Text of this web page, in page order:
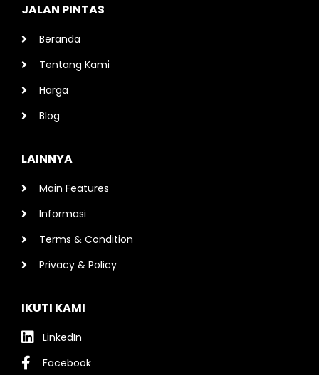
JALAN PINTAS
Beranda
Tentang Kami
Harga
Blog
LAINNYA
Main Features
Informasi
Terms & Condition
Privacy & Policy
IKUTI KAMI
LinkedIn
Facebook